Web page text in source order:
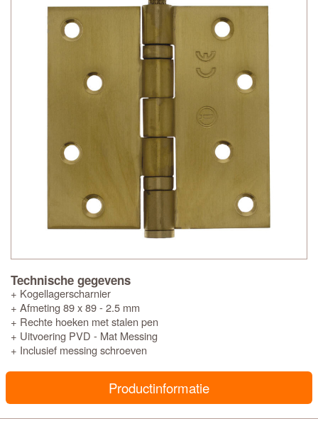
Technische gegevens
+ Kogellagerscharnier
+ Afmeting 89 x 89 - 2.5 mm
+ Rechte hoeken met stalen pen
+ Uitvoering PVD - Mat Messing
+ Inclusief messing schroeven
Productinformatie